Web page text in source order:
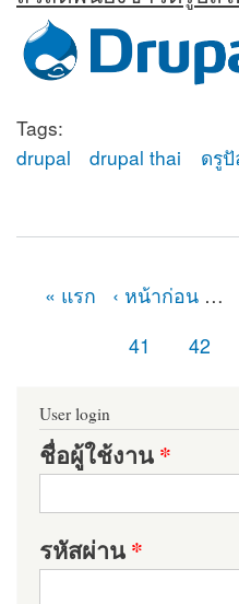
Tags:
drupal
drupal thai
ดรู
about ยินดีต้อนรับสู่ดรูปัลไ
« แรก ‹ หน้าก่อน …
41
42
User login
ชื่อผู้ใช้งาน*
รหัสผ่าน*